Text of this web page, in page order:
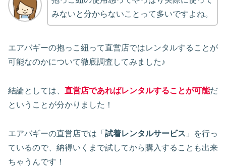
みないと分からないことって多いですよね。
エアバギーの抱っこ紐って直営店ではレンタルすることが
可能なのかについて徹底調査してみました♪
結論としては、 直営店であればレンタルすることが可能だ
ということが分かりました！
エアバギーの直営店では「 試着レンタルサービス 」を行っ
ているので、納得いくまで試してから購入することも出来
ちゃうんです！